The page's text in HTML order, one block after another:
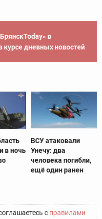
в
курсе дневных новостей
в ночь
ВСУ атаковали
Унечу: два
человека погибли,
ещё один ранен
с правилами